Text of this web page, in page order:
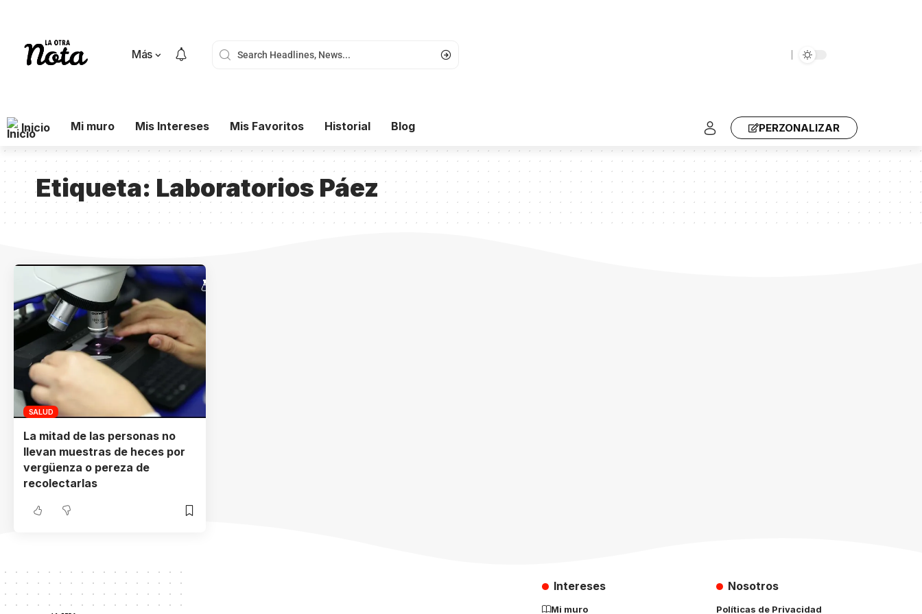
Más
Inicio Mi muro Mis Intereses Mis Favoritos Historial Blog PERZONALIZAR
Etiqueta: Laboratorios Páez
SALUD
La mitad de las personas no
llevan muestras de heces por
vergüenza o pereza de
recolectarlas
Intereses
Mi muro
Nosotros
Políticas de Privacidad